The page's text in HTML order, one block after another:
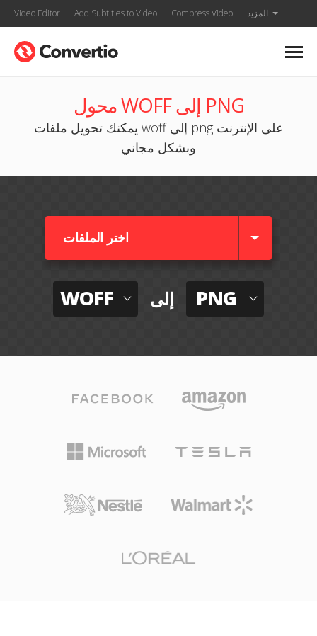
Video Editor Add Subtitles to Video Compress Video المزيد
محول WOFF إلى PNG
يمكنك تحويل ملفات woff إلى png على الإنترنت
وبشكل مجاني
اختر الملفات
WOFF إلى PNG